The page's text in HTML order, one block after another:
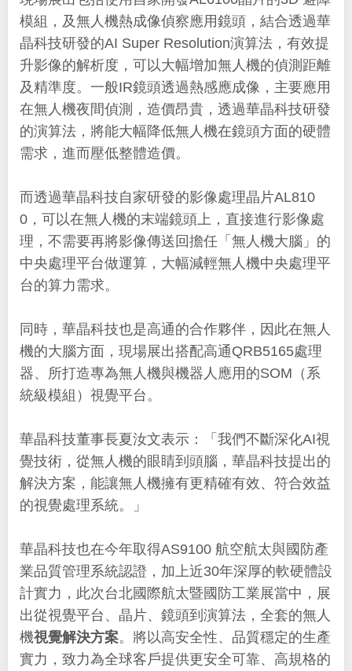
模組，及無人機熱成像偵察應用鏡頭，結合透過華
晶科技研發的AI Super Resolution演算法，有效提
升影像的解析度，可以大幅增加無人機的偵測距離
及精準度。一般IR鏡頭透過熱感應成像，主要應用
在無人機夜間偵測，造價昂貴，透過華晶科技研發
的演算法，將能大幅降低無人機在鏡頭方面的硬體
需求，進而壓低整體造價。
而透過華晶科技自家研發的影像處理晶片AL810
0，可以在無人機的末端鏡頭上，直接進行影像處
理，不需要再將影像傳送回擔任「無人機大腦」的
中央處理平台做運算，大幅減輕無人機中央處理平
台的算力需求。
同時，華晶科技也是高通的合作夥伴，因此在無人
機的大腦方面，現場展出搭配高通QRB5165處理
器、所打造專為無人機與機器人應用的SOM（系
統級模組）視覺平台。
華晶科技董事長夏汝文表示：「我們不斷深化AI視
覺技術，從無人機的眼睛到頭腦，華晶科技提出的
解決方案，能讓無人機擁有更精確有效、符合效益
的視覺處理系統。」
華晶科技也在今年取得AS9100 航空航太與國防產
業品質管理系統認證，加上近30年深厚的軟硬體設
計實力，此次台北國際航太暨國防工業展當中，展
出從視覺平台、晶片、鏡頭到演算法，全套的無人
機視覺解決方案。將以高安全性、品質穩定的生產
實力，致力為全球客戶提供更安全可靠、高規格的